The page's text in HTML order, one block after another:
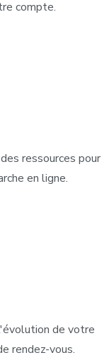
compte.
ressources pour
en ligne.
de votre
rendez-vous.